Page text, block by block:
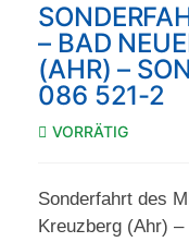
– BAD
(AHR) –
086 521-2
VORRÄTIG
Sonderfahrt des
Kreuzberg (Ahr)